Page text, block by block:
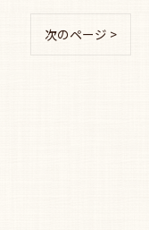
次のページ >